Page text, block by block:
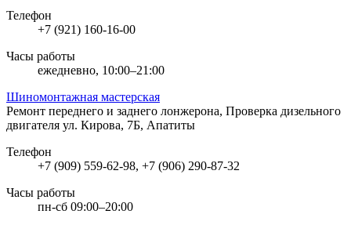
Телефон
+7 (921) 160-16-00
Часы работы
ежедневно, 10:00–21:00
Шиномонтажная мастерская
Ремонт переднего и заднего лонжерона, Проверка дизельного
двигателя ул. Кирова, 7Б, Апатиты
Телефон
+7 (909) 559-62-98, +7 (906) 290-87-32
Часы работы
пн-сб 09:00–20:00